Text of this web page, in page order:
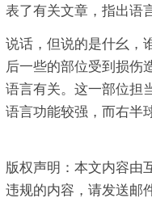
表了有关文章，指出语
说话，但说的是什幺，
后一些的部位受到损伤
语言有关。这一部位担
语言功能较强，而右半
版权声明：本文内容由
违规的内容，请发送邮